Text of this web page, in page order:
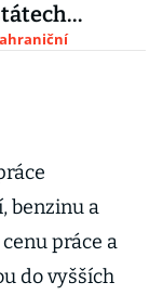
benzinu a
práce a
do vyšších